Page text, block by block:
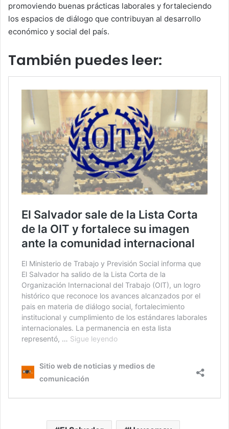
promoviendo buenas prácticas laborales y fortaleciendo
los espacios de diálogo que contribuyan al desarrollo
económico y social del país.
También puedes leer: